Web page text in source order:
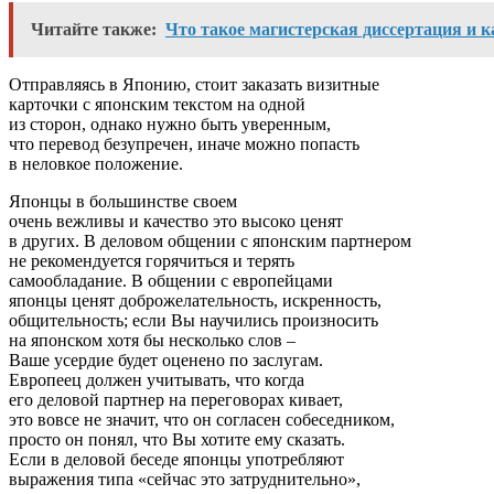
Читайте также: Что такое магистерская диссертация и
Отправляясь в Японию, стоит заказать визитные
карточки с японским текстом на одной
из сторон, однако нужно быть уверенным,
что перевод безупречен, иначе можно попасть
в неловкое положение.
Японцы в большинстве своем
очень вежливы и качество это высоко ценят
в других. В деловом общении с японским партнером
не рекомендуется горячиться и терять
самообладание. В общении с европейцами
японцы ценят доброжелательность, искренность,
общительность; если Вы научились произносить
на японском хотя бы несколько слов –
Ваше усердие будет оценено по заслугам.
Европеец должен учитывать, что когда
его деловой партнер на переговорах кивает,
это вовсе не значит, что он согласен собеседником,
просто он понял, что Вы хотите ему сказать.
Если в деловой беседе японцы употребляют
выражения типа «сейчас это затруднительно»,